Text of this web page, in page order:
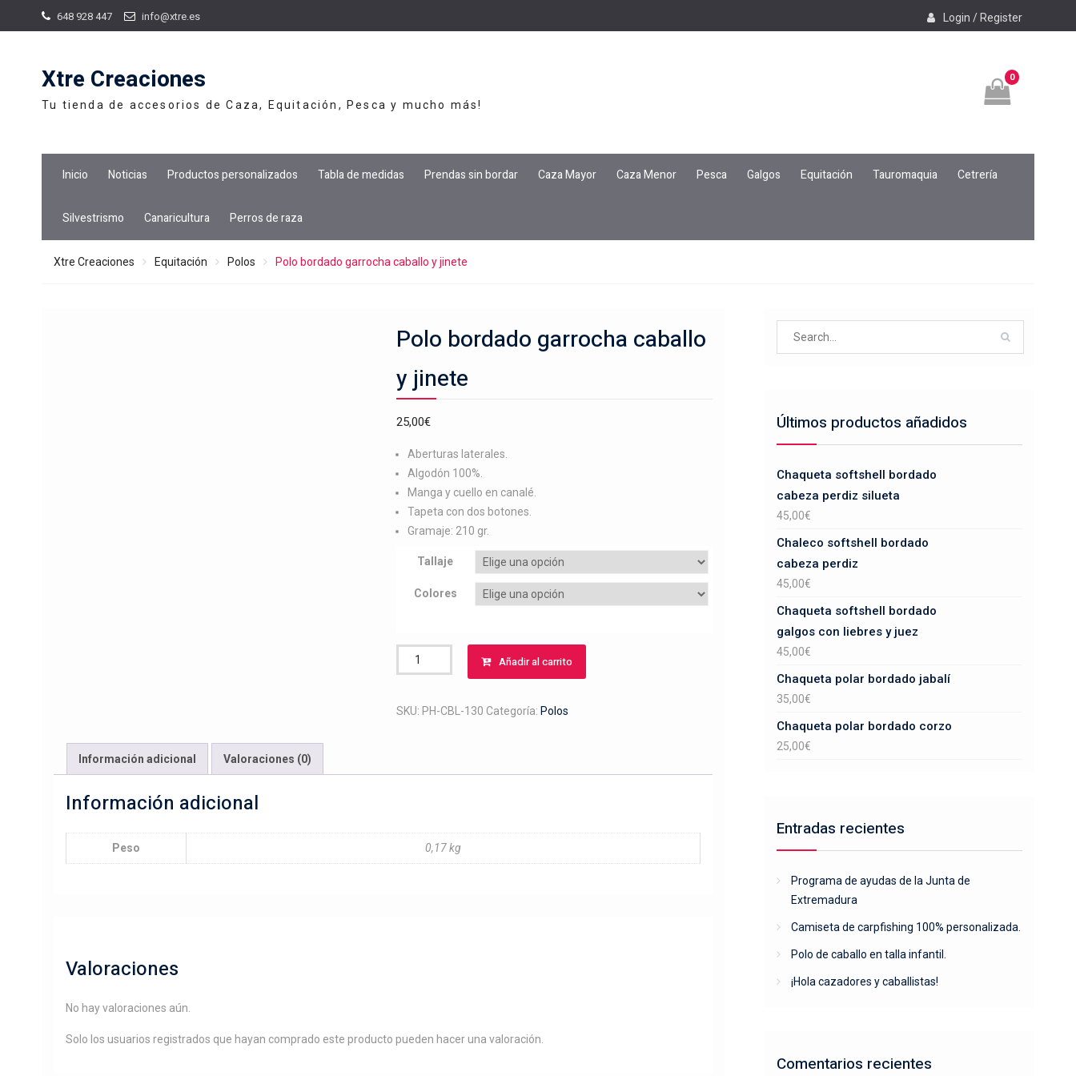
648 928 447 info@xtre.es Login / Register
Xtre Creaciones
Tu tienda de accesorios de Caza, Equitación, Pesca y mucho más!
0
Inicio Noticias Productos personalizados Tabla de medidas Prendas sin bordar Caza Mayor Caza Menor Pesca Galgos Equitación Tauromaquia Cetrería
Silvestrismo Canaricultura Perros de raza
Xtre Creaciones Equitación Polos Polo bordado garrocha caballo y jinete
Polo bordado garrocha caballo
y jinete
25,00€
Aberturas laterales.
Algodón 100%.
Manga y cuello en canalé.
Tapeta con dos botones.
Gramaje: 210 gr.
Tallaje
Colores
Polo
bordado
caballo
Añadir al carrito
SKU: PH-CBL-130 Categoría: Polos
Información adicional Valoraciones (0)
Información adicional
Peso 0,17 kg
Valoraciones
No hay valoraciones aún.
Solo los usuarios registrados que hayan comprado este producto pueden hacer una valoración.
Últimos productos añadidos
Chaqueta softshell bordado
cabeza perdiz silueta
45,00€
Chaleco softshell bordado
cabeza perdiz
45,00€
Chaqueta softshell bordado
galgos con liebres y juez
45,00€
Chaqueta polar bordado jabalí
35,00€
Chaqueta polar bordado corzo
25,00€
Entradas recientes
Programa de ayudas de la Junta de
Extremadura
Camiseta de carpfishing 100% personalizada.
Polo de caballo en talla infantil.
¡Hola cazadores y caballistas!
Comentarios recientes